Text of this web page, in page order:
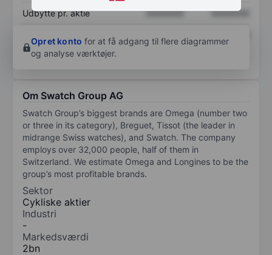
Udbytte pr. aktie XXXXXXX XXXXXXX
Opret konto for at få adgang til flere diagrammer
og analyse værktøjer.
Om Swatch Group AG
Swatch Group’s biggest brands are Omega (number two
or three in its category), Breguet, Tissot (the leader in
midrange Swiss watches), and Swatch. The company
employs over 32,000 people, half of them in
Switzerland. We estimate Omega and Longines to be the
group’s most profitable brands.
Sektor
Cykliske aktier
Industri
-
Markedsværdi
2bn